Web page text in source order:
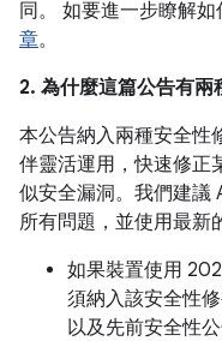
同。 如要進一步瞭解
章。
2. 為什麼這篇公告有兩
本公告納入兩種安全性
伴靈活運用，快速修正
似安全漏洞。我們建議
所有問題，並使用最新
如果裝置使用
須納入該安全性
以及先前安全性